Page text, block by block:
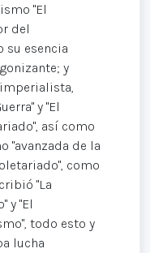
"El
del
su esencia
y
y "El
así como
"avanzada de la
como
"La
y "El
todo esto y
lucha